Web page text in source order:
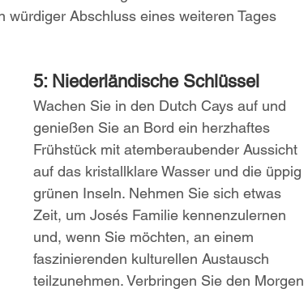
Abschluss eines weiteren Tages
5: Niederländische Schlüssel
Wachen Sie in den Dutch Cays auf und
genießen Sie an Bord ein herzhaftes
Frühstück mit atemberaubender Aussicht
auf das kristallklare Wasser und die üppig
grünen Inseln. Nehmen Sie sich etwas
Zeit, um Josés Familie kennenzulernen
und, wenn Sie möchten, an einem
faszinierenden kulturellen Austausch
teilzunehmen. Verbringen Sie den Morgen